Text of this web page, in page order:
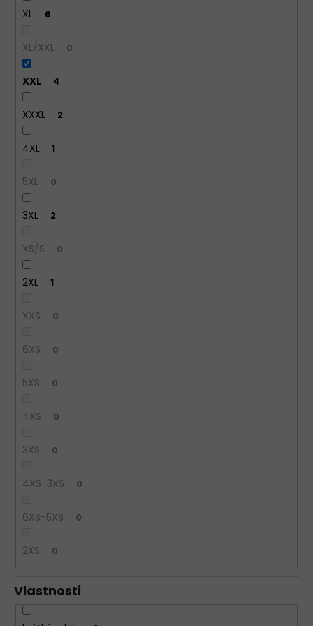
XL 6
XL/XXL 0
XXL 4
XXXL 2
4XL 1
5XL 0
3XL 2
XS/S 0
2XL 1
XXS 0
6XS 0
5XS 0
4XS 0
3XS 0
4XS-3XS 0
6XS-5XS 0
2XS 0
Vlastnosti